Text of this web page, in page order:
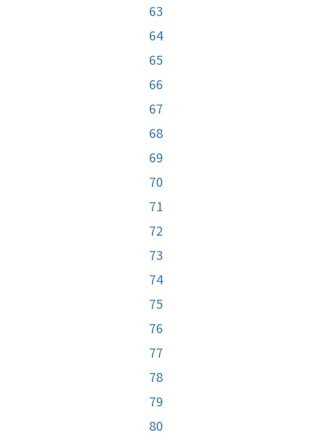
63
64
65
66
67
68
69
70
71
72
73
74
75
76
77
78
79
80